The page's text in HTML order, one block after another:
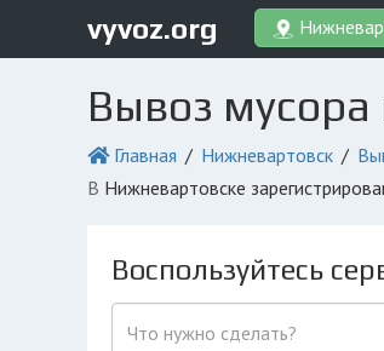
vyvoz.org
Вывоз мусора
Главная Нижневартовск
в Нижневартовске
Воспользуйтесь